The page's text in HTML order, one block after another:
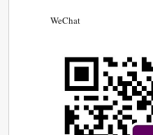
WeChat